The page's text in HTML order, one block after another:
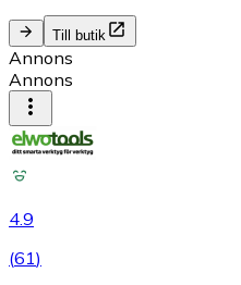
Till butik
Annons
Annons
4.9
(61)